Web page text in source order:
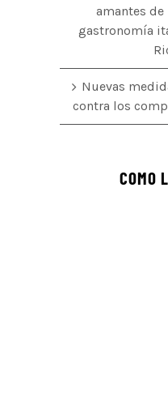
amantes
gastronomía
Nuevas
contra los
COMO